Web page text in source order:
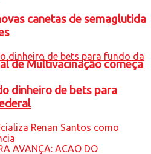
de Multivacinação começa
canetas de semaglutida
dinheiro de bets para